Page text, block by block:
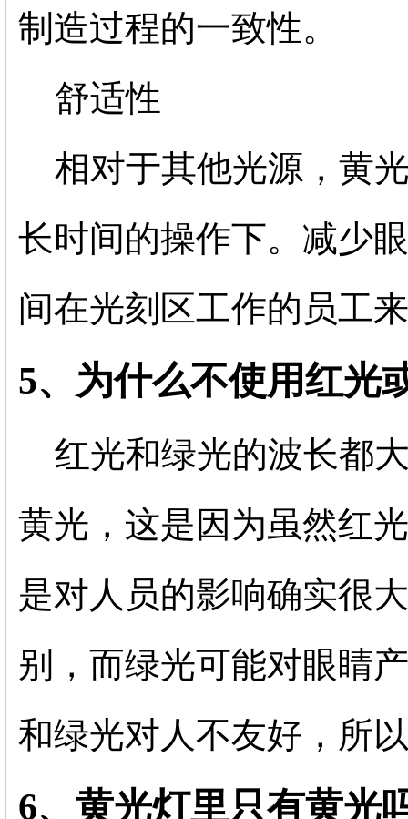
制造过程的一致性。
舒适性
相对于其他光源，黄
长时间的操作下。减少
间在光刻区工作的员工
5、为什么不使用红光
红光和绿光的波长都
黄光，这是因为虽然红
是对人员的影响确实很
别，而绿光可能对眼睛
和绿光对人不友好，所
6、黄光灯里只有黄光